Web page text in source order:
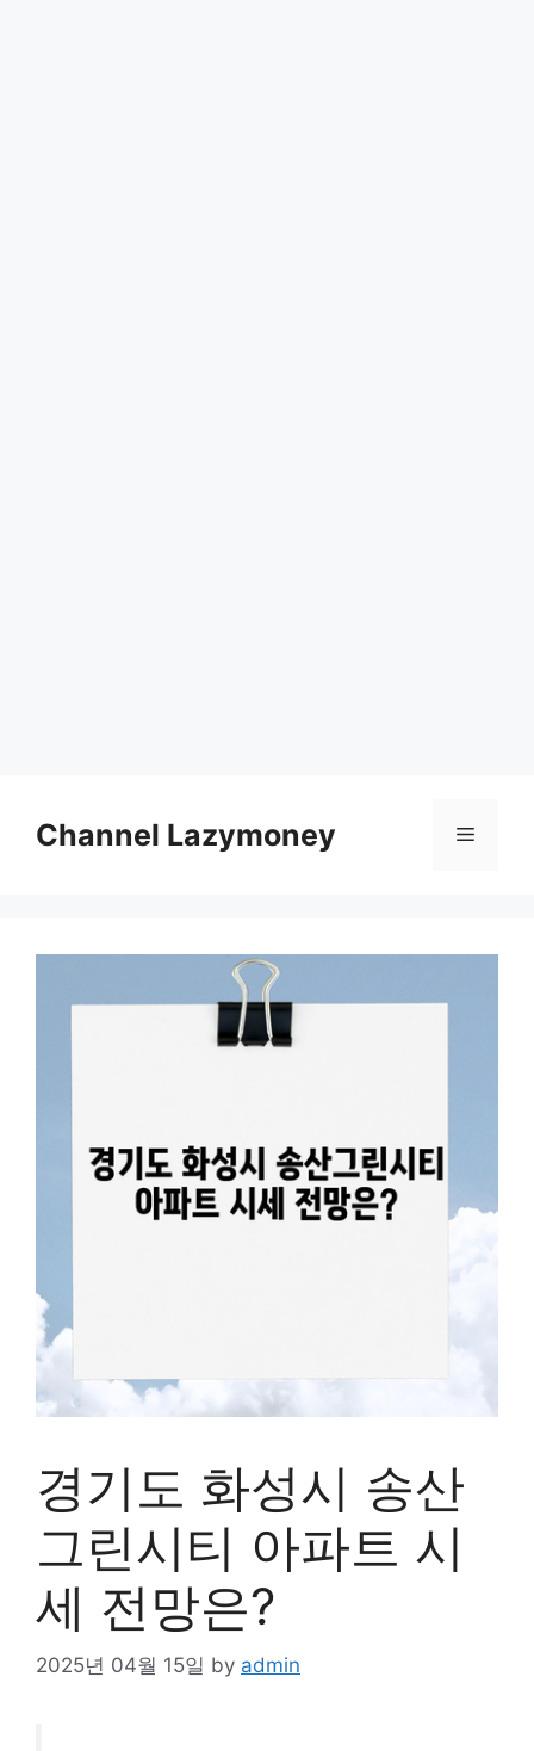
contentChannel Lazymoney Menu
경기도 화성시 송산
그린시티 아파트 시
세 전망은?
2025년 04월 15일 by admin